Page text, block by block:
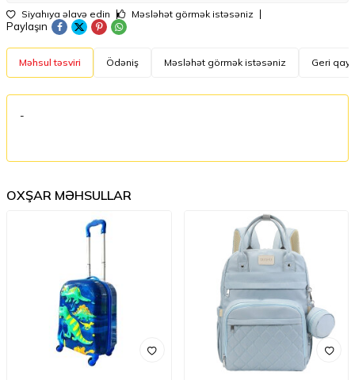
Siyahıya əlavə edin Məsləhət görmək istəsəniz
Paylaşın
Məhsul təsviri Ödəniş Məsləhət görmək istəsəniz Geri
-
OXŞAR MƏHSULLAR